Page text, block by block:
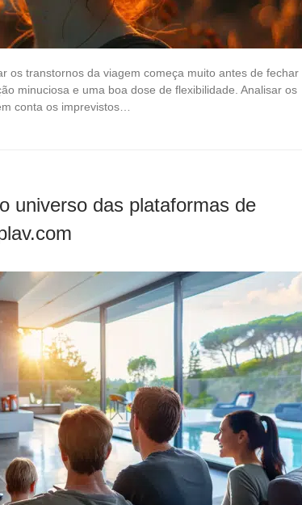
os transtornos da viagem começa muito antes de fechar
minuciosa e uma boa dose de flexibilidade. Analisar os
conta os imprevistos…
universo das plataformas de